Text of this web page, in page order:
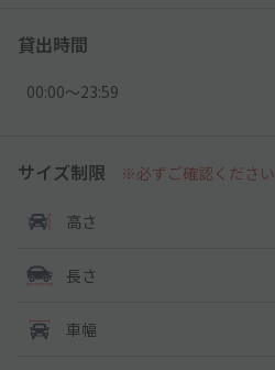
貸出時間
00:00〜23:59
サイズ制限 ※必ずご確認ください
高さ
長さ
車幅